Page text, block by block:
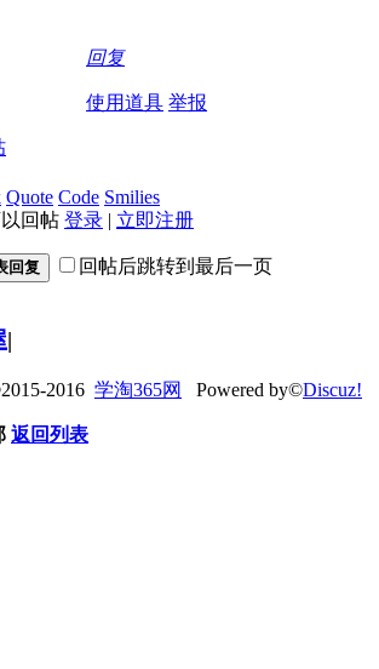
回复
使用道具 举报
Quote Code Smilies
回帖 登录 | 立即注册
回复 回帖后跳转到最后一页
|
2016 学淘365网 Powered by©Discuz!
返回列表